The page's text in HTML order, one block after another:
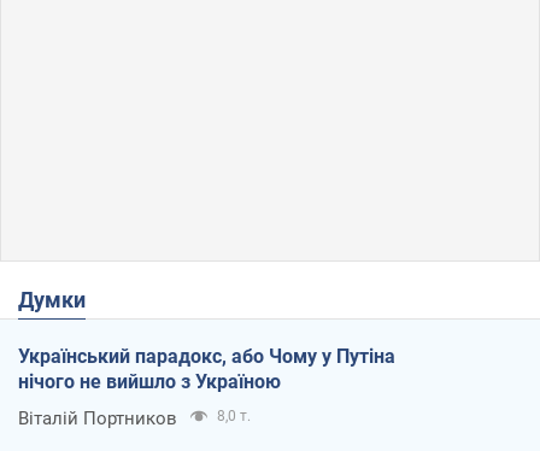
Думки
Український парадокс, або Чому у Путіна
нічого не вийшло з Україною
Віталій Портников 8,0 т.